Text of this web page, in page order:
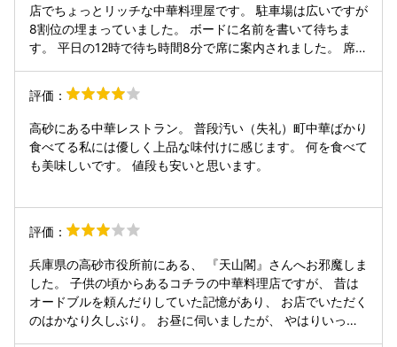
店でちょっとリッチな中華料理屋です。 駐車場は広いですが
8割位の埋まっていました。 ボードに名前を書いて待ちま
す。 平日の12時で待ち時間8分で席に案内されました。 席は
は950円とリーズナブルです。ライスは大盛りやチャーハン
に変更出来ます。 チャーハンに変更はプラス330円と少し高
いかな。
評価：
高砂にある中華レストラン。 普段汚い（失礼）町中華ばかり
食べてる私には優しく上品な味付けに感じます。 何を食べて
も美味しいです。 値段も安いと思います。
評価：
兵庫県の高砂市役所前にある、 『天山閣』さんへお邪魔しま
した。 子供の頃からあるコチラの中華料理店ですが、 昔は
オードブルを頼んだりしていた記憶があり、 お店でいただく
のはかなり久しぶり。 お昼に伺いましたが、 やはりいっぱ